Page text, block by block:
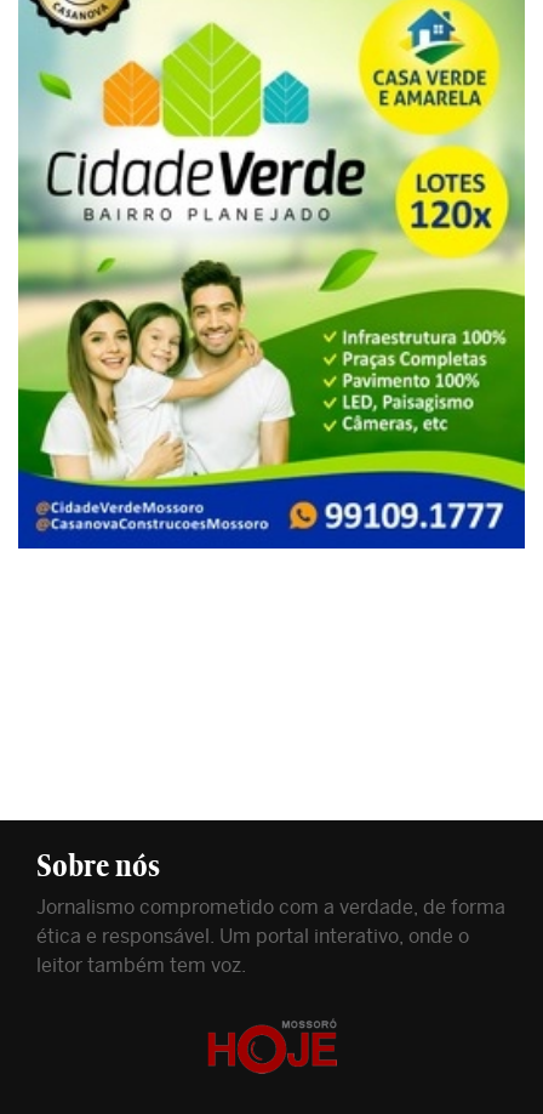
Sobre nós
Jornalismo comprometido com a verdade, de forma
ética e responsável. Um portal interativo, onde o
leitor também tem voz.